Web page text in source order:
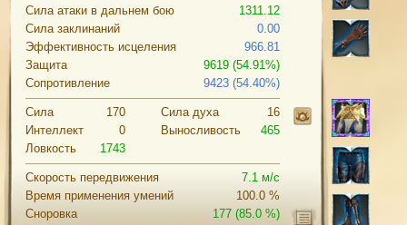
Сила атаки в дальнем бою
1311.12
Сила заклинаний
0.00
Эффективность исцеления
966.81
Защита
9619 (54.91%)
Сопротивление
9423 (54.40%)
Сила
170
Интеллект
0
Ловкость
1743
Cила духа
16
Выносливость
465
Скорость передвижения
7.1 м/с
Время применения умений
100.0 %
Сноровка
(85.0 %)
177